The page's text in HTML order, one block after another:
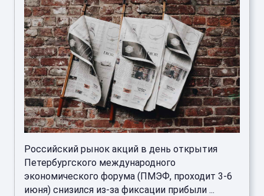
Российский рынок акций в день открытия
Петербургского международного
экономического форума (ПМЭФ, проходит 3-6
июня) снизился из-за фиксации прибыли ...